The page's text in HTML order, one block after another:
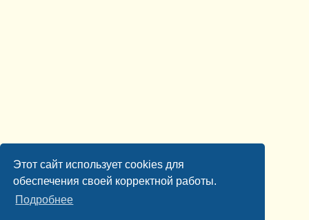
Этот сайт использует cookies для
обеспечения своей корректной работы.
Подробнее